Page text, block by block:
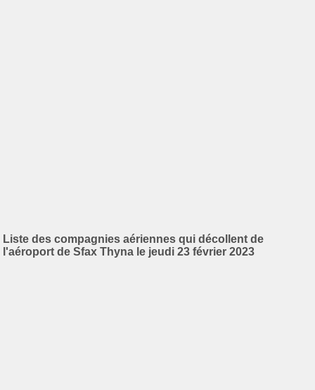
Liste des compagnies aériennes qui décollent de
l'aéroport de Sfax Thyna le jeudi 23 février 2023